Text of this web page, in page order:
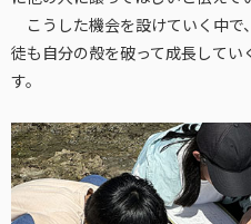
こうした機会を設けていく中で
徒も自分の殻を破って成長して
す。